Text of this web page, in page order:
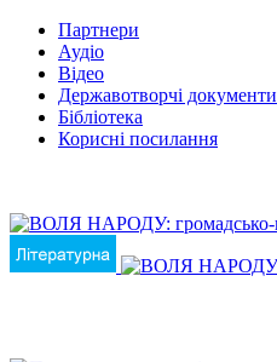
Партнери
Аудіо
Відео
Державотворчі документи
Бібліотека
Корисні посилання